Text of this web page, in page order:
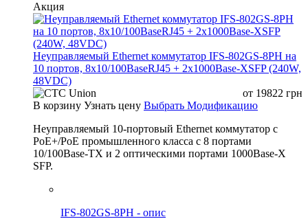
Акция
Неуправляемый Ethernet коммутатор IFS-802GS-8PH на
10 портов, 8x10/100BaseRJ45 + 2x1000Base-XSFP (240W,
48VDC)
от 19822 грн
В корзину Узнать цену Выбрать Модификацию
Неуправляемый 10-портовый Ethernet коммутатор с
PoE+/PoE промышленного класса с 8 портами
10/100Base-TX и 2 оптическими портами 1000Base-X
SFP.
IFS-802GS-8PH - опис